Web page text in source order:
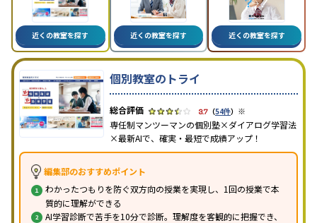
近くの教室を探す 近くの教室を探す 近くの教室を探す
個別教室のトライ
3.7 （54件） ※
専任制マンツーマンの個別塾×ダイアログ学習法
×最新AIで、確実・最短で成績アップ！
編集部のおすすめポイント
わかったつもりを防ぐ双方向の授業を実現し、1回の授業で本
質的に理解ができる
AI学習診断で苦手を10分で診断。理解度を客観的に把握でき、